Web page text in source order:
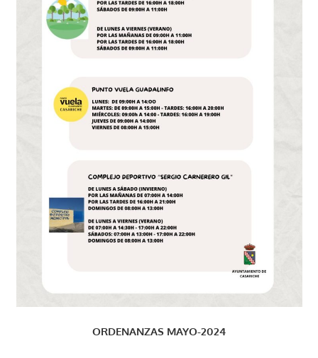
ORDENANZAS MAYO-2024